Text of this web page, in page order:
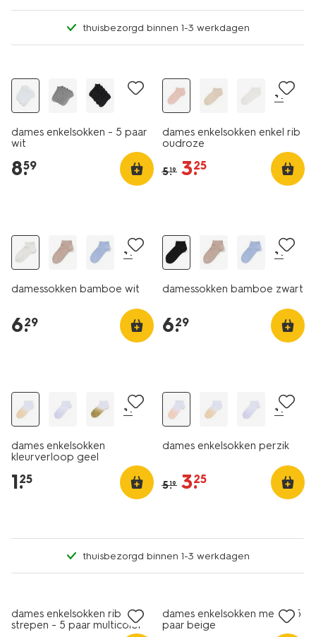
thuisbezorgd binnen 1-3 werkdagen
dames enkelsokken - 5 paar
wit
8.
59
+1
dames enkelsokken enkel rib
oudroze
5.19 3.
25
+1
damessokken bamboe wit
6.
29
+1
damessokken bamboe zwart
6.
29
+1
dames enkelsokken
kleurverloop geel
1.
25
+1
dames enkelsokken perzik
5.19 3.
25
thuisbezorgd binnen 1-3 werkdagen
dames enkelsokken rib
strepen - 5 paar multicolor
dames enkelsokken mesh - 5
paar beige